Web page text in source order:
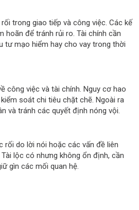
trong giao tiếp và công việc. Các kế
hoãn để tránh rủi ro. Tài chính cần
tư mạo hiểm hay cho vay trong thời
công việc và tài chính. Nguy cơ hao
soát chi tiêu chặt chẽ. Ngoài ra
và tránh các quyết định nóng vội.
rối do lời nói hoặc các vấn đề liên
lộc có nhưng không ổn định, cần
gìn các mối quan hệ.